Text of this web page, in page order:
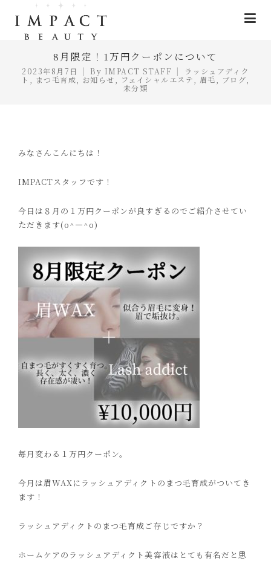
8月限定！1万円クーポンについて
2023年8月7日 By IMPACT STAFF ラッシュアディク
ト , まつ毛育成, お知らせ, フェイシャルエステ, 眉毛, ブログ,
未分類
みなさんこんにちは！
IMPACTスタッフです！
今日は８月の１万円クーポンが良すぎるのでご紹介させてい
ただきます(o^―^o)
毎月変わる１万円クーポン。
今月は眉WAXにラッシュアディクトのまつ毛育成がついてき
ます！
ラッシュアディクトのまつ毛育成ご存じですか？
ホームケアのラッシュアディクト美容液はとても有名だと思